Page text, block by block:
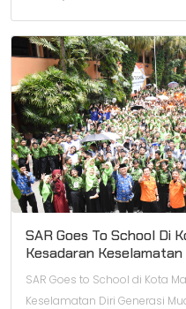
SAR Goes To School Di
Kesadaran Keselamatan
SAR Goes to School di Kota
Keselamatan Diri Generasi